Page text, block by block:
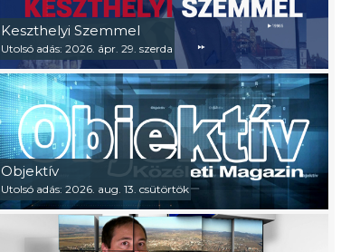
Keszthelyi Szemmel
Utolsó adás: 2026. ápr. 29. szerda
Objektív
Utolsó adás: 2026. aug. 13. csütörtök